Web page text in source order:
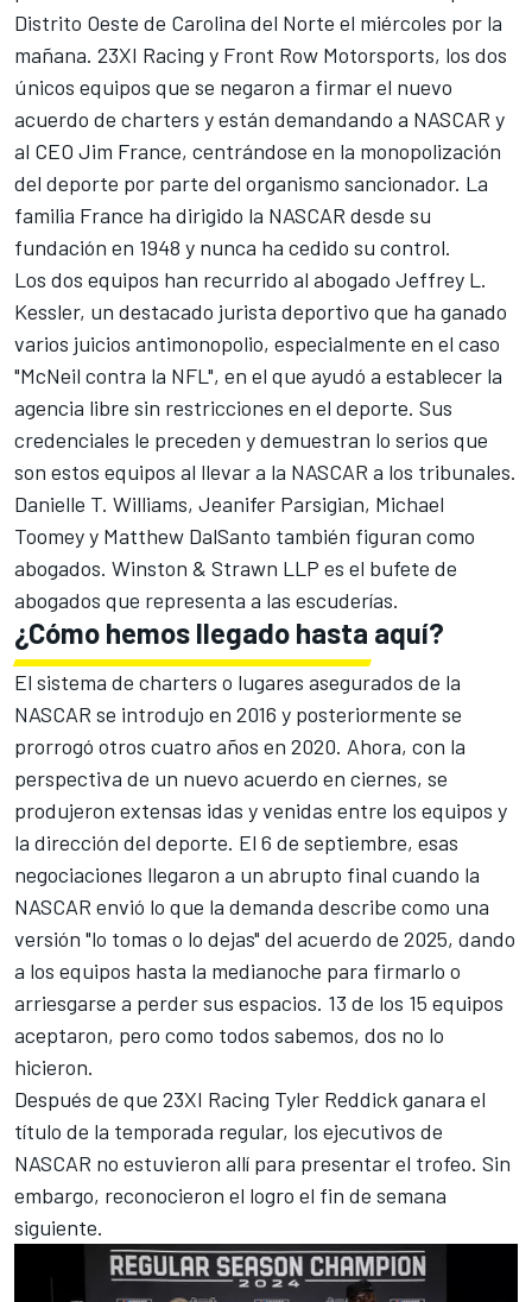
Distrito Oeste de Carolina del Norte el miércoles por la
mañana. 23XI Racing y Front Row Motorsports, los dos
únicos equipos que se negaron a firmar el nuevo
acuerdo de charters y están demandando a NASCAR y
al CEO Jim France, centrándose en la monopolización
del deporte por parte del organismo sancionador. La
familia France ha dirigido la NASCAR desde su
fundación en 1948 y nunca ha cedido su control.
Los dos equipos han recurrido al abogado Jeffrey L.
Kessler, un destacado jurista deportivo que ha ganado
varios juicios antimonopolio, especialmente en el caso
"McNeil contra la NFL", en el que ayudó a establecer la
agencia libre sin restricciones en el deporte. Sus
credenciales le preceden y demuestran lo serios que
son estos equipos al llevar a la NASCAR a los tribunales.
Danielle T. Williams, Jeanifer Parsigian, Michael
Toomey y Matthew DalSanto también figuran como
abogados. Winston & Strawn LLP es el bufete de
abogados que representa a las escuderías.
¿Cómo hemos llegado hasta aquí?
El sistema de charters o lugares asegurados de la
NASCAR se introdujo en 2016 y posteriormente se
prorrogó otros cuatro años en 2020. Ahora, con la
perspectiva de un nuevo acuerdo en ciernes, se
produjeron extensas idas y venidas entre los equipos y
la dirección del deporte. El 6 de septiembre, esas
negociaciones llegaron a un abrupto final cuando la
NASCAR envió lo que la demanda describe como una
versión "lo tomas o lo dejas" del acuerdo de 2025, dando
a los equipos hasta la medianoche para firmarlo o
arriesgarse a perder sus espacios. 13 de los 15 equipos
aceptaron, pero como todos sabemos, dos no lo
hicieron.
Después de que 23XI Racing Tyler Reddickganara el
título de la temporada regular, los ejecutivos de
NASCAR no estuvieron allí para presentar el trofeo. Sin
embargo, reconocieron el logro el fin de semana
siguiente.